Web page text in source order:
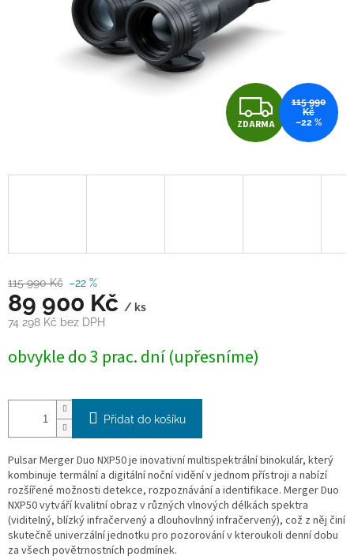
Z
D
A
ZDARMA
115 990
Kč
–22 %
115 990 Kč –22 %
89 900 Kč / ks
74 298 Kč bez DPH
cena:
obvykle do 3 prac. dní (upřesníme)
Přidat do košíku
Pulsar Merger Duo NXP50 je inovativní multispektrální binokulár, který
kombinuje termální a digitální noční vidění v jednom přístroji a nabízí
rozšířené možnosti detekce, rozpoznávání a identifikace. Merger Duo
NXP50 vytváří kvalitní obraz v různých vlnových délkách spektra
(viditelný, blízký infračervený a dlouhovlnný infračervený), což z něj činí
skutečně univerzální jednotku pro pozorování v kteroukoli denní dobu
za všech povětrnostních podmínek.